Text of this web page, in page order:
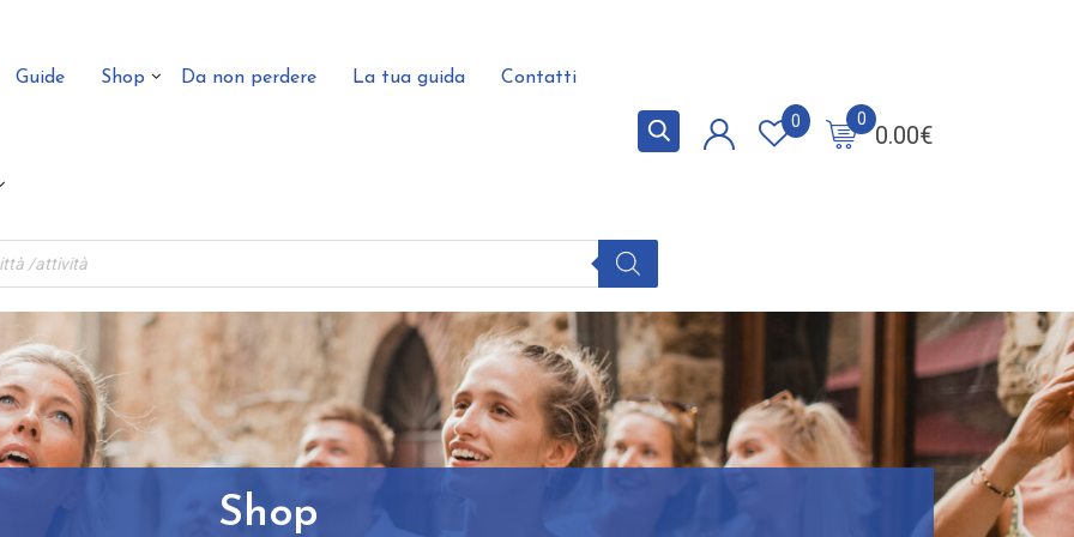
Guide Shop Da non perdere La tua guida Contatti
0.00€
0
0
Shop